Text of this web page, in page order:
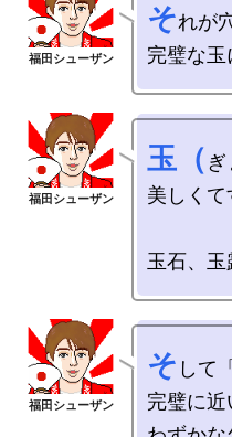
それが
玉（
美しく
そ して
完璧に近